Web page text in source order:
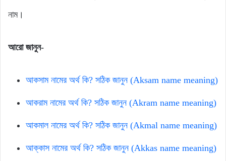
নাম।
আরো জানুন-
আকসাম নামের অর্থ কি? সঠিক জানুন (Aksam name meaning)
আকরাম নামের অর্থ কি? সঠিক জানুন (Akram name meaning)
আকমাল নামের অর্থ কি? সঠিক জানুন (Akmal name meaning)
আক্কাস নামের অর্থ কি? সঠিক জানুন (Akkas name meaning)